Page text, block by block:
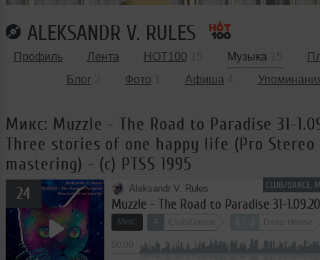
ALEKSANDR V. RULES
Профиль Лента HOT100 Музыка
Блог
Фото Афиша
Микс: Muzzle - The Road to Paradise 31-
Three stories of one happy life (Pro Stereo
mastering) - (c) PTSS 1995
CLUB/
24 Aleksandr V. Rules
Микс Club/Dance Deep House
Dance-Pop